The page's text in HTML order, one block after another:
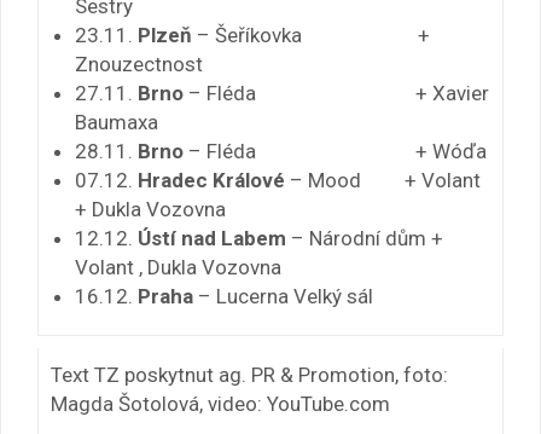
Sestry
23.11. Plzeň – Šeříkovka +
Znouzectnost
27.11. Brno – Fléda + Xavier
Baumaxa
28.11. Brno – Fléda + Wóďa
07.12. Hradec Králové – Mood + Volant
+ Dukla Vozovna
12.12. Ústí nad Labem – Národní dům +
Volant , Dukla Vozovna
16.12. Praha – Lucerna Velký sál
Text TZ poskytnut ag. PR & Promotion, foto:
Magda Šotolová, video: YouTube.com